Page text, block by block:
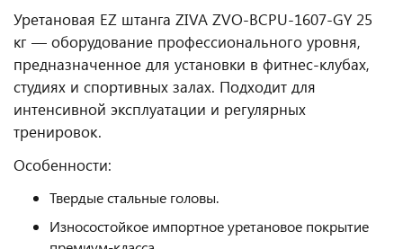
Уретановая EZ штанга ZIVA ZVO-BCPU-1607-GY 25
кг — оборудование профессионального уровня,
предназначенное для установки в фитнес‑клубах,
студиях и спортивных залах. Подходит для
интенсивной эксплуатации и регулярных
тренировок.
Особенности:
Твердые стальные головы.
Износостойкое импортное уретановое покрытие